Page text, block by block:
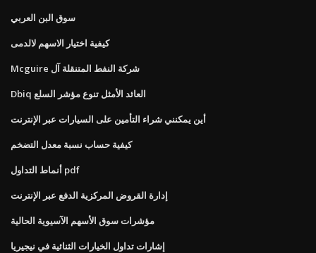
سوق البن العربي
كيفية اختيار الاسهم لالدمى
Mcguire شركة النفط المتنقلة آل
Dbiq العائد الأمثل تنوع مؤشر السلع
أين يمكنني شراء التأمين على السيارات عبر الإنترنت
كيفية حساب نسبة معدل التضخم
أنماط التداول pdf
إدارة القروض المركزية الدفع عبر الإنترنت
مؤشرات سوق الأسهم الآسيوية الحالية
إشارات تداول الخيارات الثنائية في نيجيريا